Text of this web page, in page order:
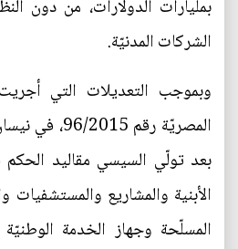
بمليارات الدولارات، من دون
الشركات المدنيّة.
وبموجب التعديلات التي
بعد تولّي السيسي مقاليد
الأبنية والمشاريع والمستشفيات
المسلّحة وجهاز الخدمة